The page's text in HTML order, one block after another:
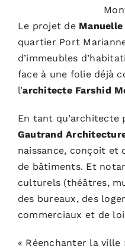
Le projet de
quartier Port
d’immeubles
face à une folie déjà
l’architecte Farshid
En tant qu’architecte
Gautrand
naissance, conçoit et
de bâtiments. Et
culturels (théâtres,
des bureaux, des
commerciaux et de
« Réenchanter la